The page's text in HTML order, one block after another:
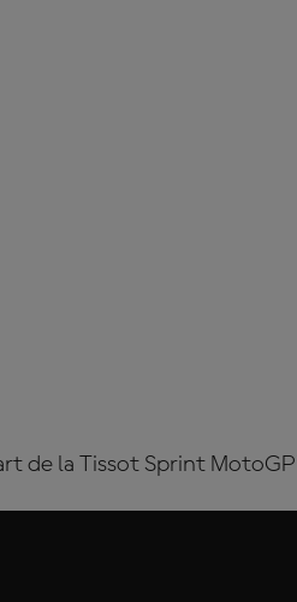
de la Tissot Sprint